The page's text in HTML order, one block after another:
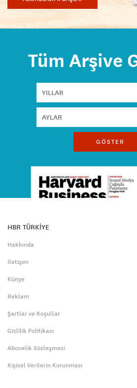
Tüm Arşive
GÖSTER
HBR TÜRKİYE
Hakkında
İletişim
Künye
Reklam
Şartlar ve Koşullar
Gizlilik Politikası
Abonelik Sözleşmesi
Kişisel Verilerin Korunması